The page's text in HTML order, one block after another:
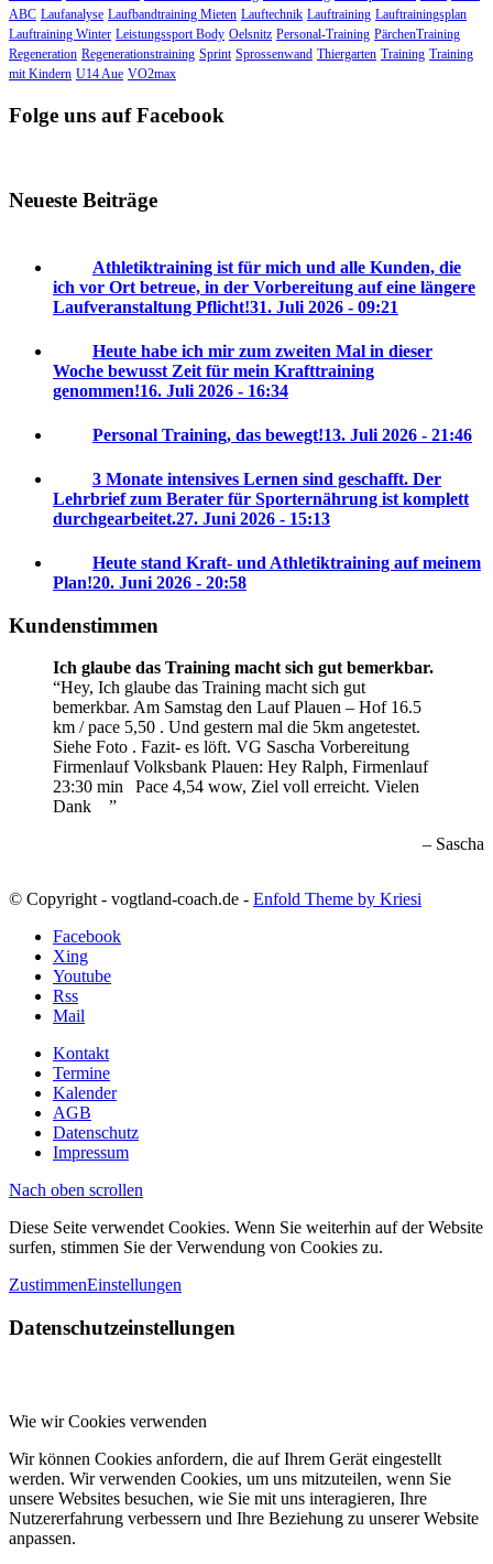
ABC Laufanalyse Laufbandtraining Mieten Lauftechnik Lauftraining Lauftrainingsplan
Lauftraining Winter Leistungssport Body Oelsnitz Personal-Training PärchenTraining
Regeneration Regenerationstraining Sprint Sprossenwand Thiergarten Training Training
mit Kindern U14 Aue VO2max
Folge uns auf Facebook
Neueste Beiträge
Athletiktraining ist für mich und alle Kunden, die
ich vor Ort betreue, in der Vorbereitung auf eine längere
Laufveranstaltung Pflicht!31. Juli 2026 - 09:21
Heute habe ich mir zum zweiten Mal in dieser
Woche bewusst Zeit für mein Krafttraining
genommen!16. Juli 2026 - 16:34
Personal Training, das bewegt!13. Juli 2026 - 21:46
3 Monate intensives Lernen sind geschafft. Der
Lehrbrief zum Berater für Sporternährung ist komplett
durchgearbeitet.27. Juni 2026 - 15:13
Heute stand Kraft- und Athletiktraining auf meinem
Plan!20. Juni 2026 - 20:58
Kundenstimmen
Ich glaube das Training macht sich gut bemerkbar.
Hey, Ich glaube das Training macht sich gut
bemerkbar. Am Samstag den Lauf Plauen – Hof 16.5
km / pace 5,50 . Und gestern mal die 5km angetestet.
Siehe Foto . Fazit- es löft. VG Sascha Vorbereitung
Firmenlauf Volksbank Plauen: Hey Ralph, Firmenlauf
23:30 min
Pace 4,54 wow, Ziel voll erreicht. Vielen
Dank
Sascha
© Copyright - vogtland-coach.de - Enfold Theme by Kriesi
Facebook
Xing
Youtube
Rss
Mail
Kontakt
Termine
Kalender
AGB
Datenschutz
Impressum
Nach oben scrollen
Diese Seite verwendet Cookies. Wenn Sie weiterhin auf der Website
surfen, stimmen Sie der Verwendung von Cookies zu.
ZustimmenEinstellungen
Datenschutzeinstellungen
Wie wir Cookies verwenden
Wir können Cookies anfordern, die auf Ihrem Gerät eingestellt
werden. Wir verwenden Cookies, um uns mitzuteilen, wenn Sie
unsere Websites besuchen, wie Sie mit uns interagieren, Ihre
Nutzererfahrung verbessern und Ihre Beziehung zu unserer Website
anpassen.